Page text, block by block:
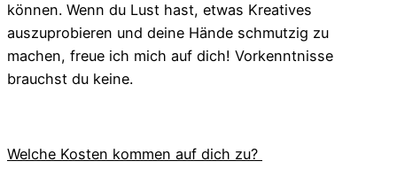
können. Wenn du Lust hast, etwas Kreatives
auszuprobieren und deine Hände schmutzig zu
machen, freue ich mich auf dich! Vorkenntnisse
brauchst du keine.
Welche Kosten kommen auf dich zu?